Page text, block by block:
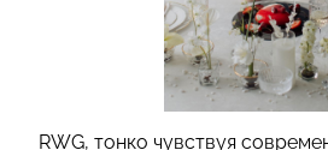
RWG, тонко чувствуя